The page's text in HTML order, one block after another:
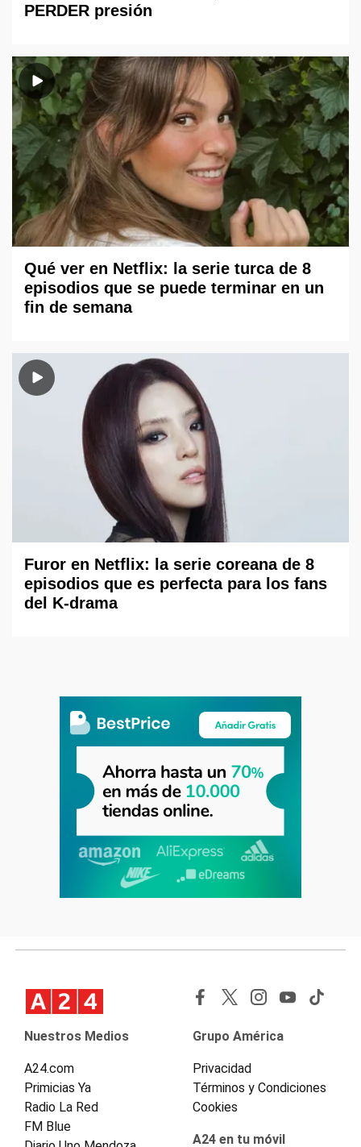
PERDER presión
Qué ver en Netflix: la serie turca de 8
episodios que se puede terminar en un
fin de semana
Furor en Netflix: la serie coreana de 8
episodios que es perfecta para los fans
del K-drama
Nuestros Medios
A24.com
Primicias Ya
Radio La Red
FM Blue
Grupo América
Privacidad
Términos y Condiciones
Cookies
A24 en tu móvil